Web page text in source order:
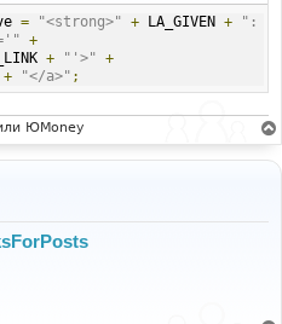
give
= "<strong>" + LA_GIVEN +
":
+
+ "'>" +
+ "</a>" ;
ЮMoney